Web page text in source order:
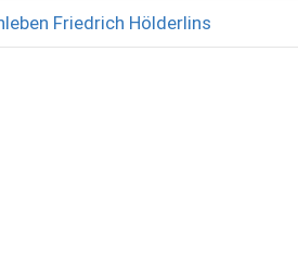
Friedrich Hölderlins